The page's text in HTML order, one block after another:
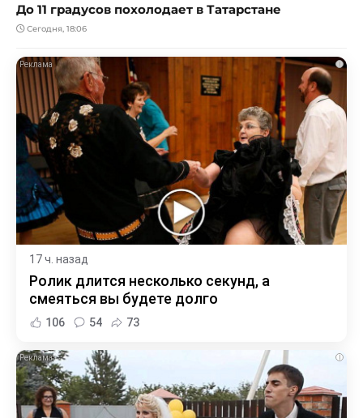
До 11 градусов похолодает в Татарстане
Сегодня, 18:06
i
17 ч. назад
Ролик длится несколько секунд, а
смеяться вы будете долго
106 54 73
i